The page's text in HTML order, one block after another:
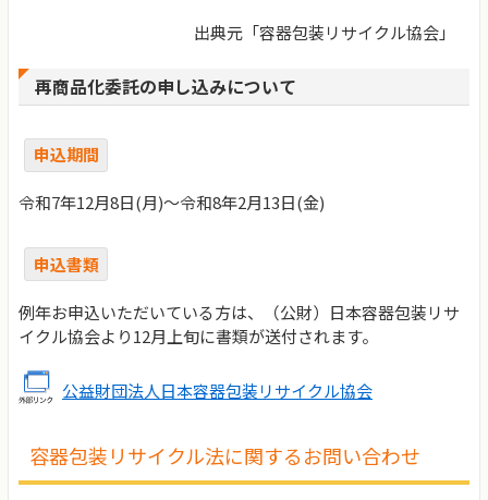
出典元「容器包装リサイクル協会」
再商品化委託の申し込みについて
申込期間
令和7年12月8日(月)～令和8年2月13日(金)
申込書類
例年お申込いただいている方は、（公財）日本容器包装リサ
イクル協会より12月上旬に書類が送付されます。
公益財団法人日本容器包装リサイクル協会
容器包装リサイクル法に関するお問い合わせ